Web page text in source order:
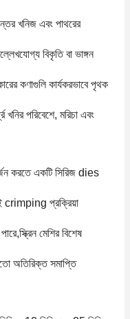
খনিজ এবং পাথরের
বিকৃতি বা ভাঙ্গন
কণাগুলি কার্যকরভাবে পৃথক
পরিবেশে, মরিচা এবং
করতে একটি সিরিজ dies
crimping প্রক্রিয়া
মেশির বিশেষ
অতিরিক্ত সমাপ্তি